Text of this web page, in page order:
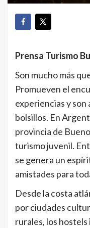
Prensa Turismo
Son mucho más
Promueven el
experiencias y son
bolsillos. En
provincia de
turismo juvenil.
se genera un
amistades para
Desde la costa
por ciudades
rurales, los